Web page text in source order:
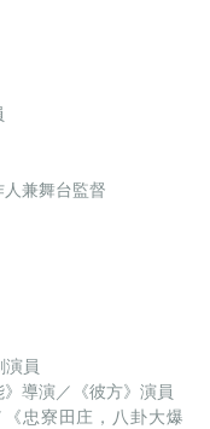
兼舞台監督
員
導演／《彼方》演員
忠寮田庄，八卦大爆